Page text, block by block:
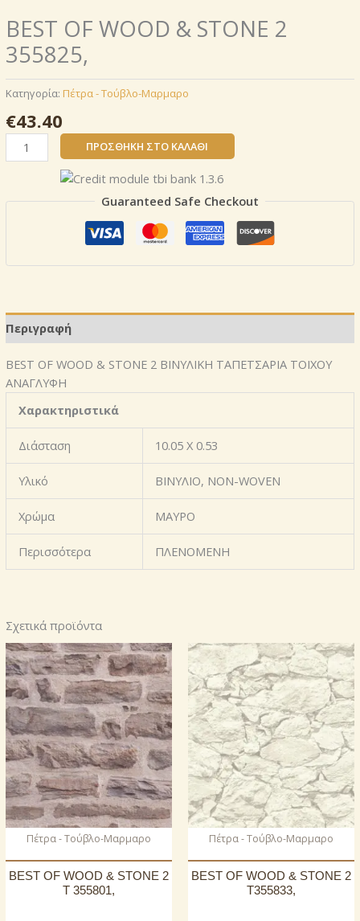
BEST OF WOOD & STONE 2
355825,
Κατηγορία: Πέτρα - Τούβλο-Μαρμαρο
€43.40
BEST
OF
ποσότητα
ΠΡΟΣΘΉΚΗ ΣΤΟ ΚΑΛΆΘΙ
Guaranteed Safe Checkout
Περιγραφή
BEST OF WOOD & STONE 2 ΒΙΝΥΛΙΚΗ ΤΑΠΕΤΣΑΡΙΑ ΤΟΙΧΟΥ
ΑΝΑΓΛΥΦΗ
Χαρακτηριστικά
Διάσταση 10.05 X 0.53
Υλικό ΒΙΝΥΛΙΟ, NON-WOVEN
Χρώμα ΜΑΥΡΟ
Περισσότερα ΠΛΕΝΟΜΕΝΗ
Σχετικά προϊόντα
Πέτρα - Τούβλο-Μαρμαρο
BEST OF WOOD & STONE 2
T 355801,
Πέτρα - Τούβλο-Μαρμαρο
BEST OF WOOD & STONE 2
T355833,